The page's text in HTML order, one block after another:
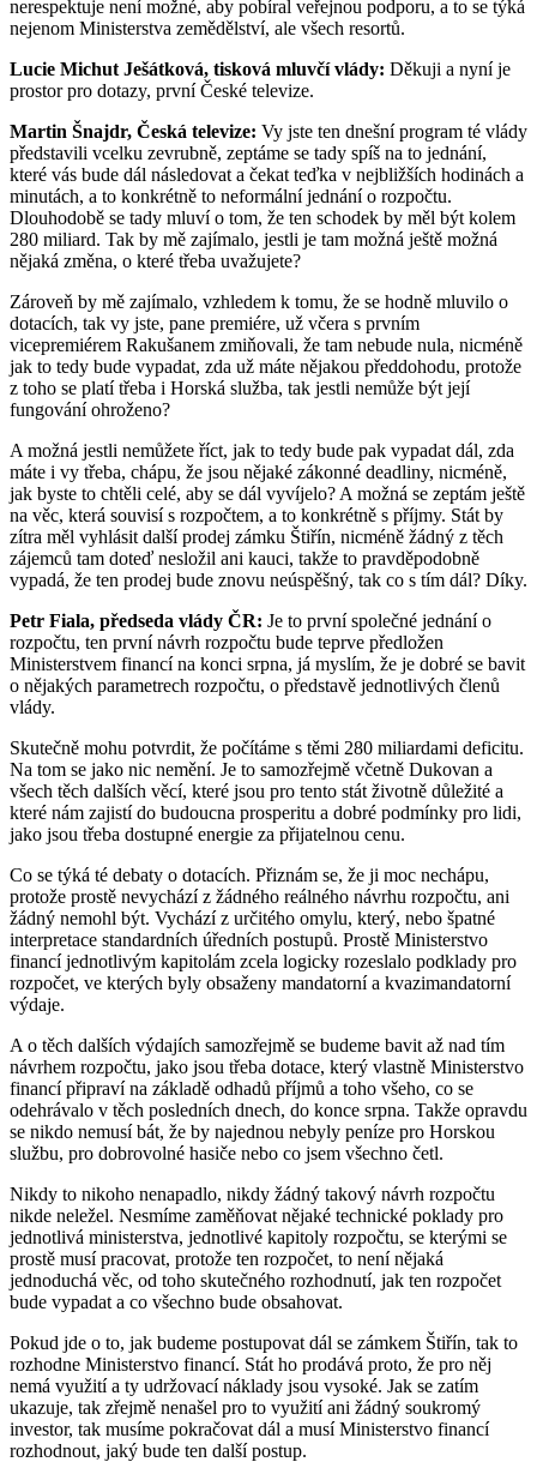
nerespektuje není možné, aby pobíral veřejnou podporu, a to se týká
nejenom Ministerstva zemědělství, ale všech resortů.
Lucie Michut Ješátková, tisková mluvčí vlády: Děkuji a nyní je
prostor pro dotazy, první České televize.
Martin Šnajdr, Česká televize: Vy jste ten dnešní program té vlády
představili vcelku zevrubně, zeptáme se tady spíš na to jednání,
které vás bude dál následovat a čekat teďka v nejbližších hodinách a
minutách, a to konkrétně to neformální jednání o rozpočtu.
Dlouhodobě se tady mluví o tom, že ten schodek by měl být kolem
280 miliard. Tak by mě zajímalo, jestli je tam možná ještě možná
nějaká změna, o které třeba uvažujete?
Zároveň by mě zajímalo, vzhledem k tomu, že se hodně mluvilo o
dotacích, tak vy jste, pane premiére, už včera s prvním
vicepremiérem Rakušanem zmiňovali, že tam nebude nula, nicméně
jak to tedy bude vypadat, zda už máte nějakou předdohodu, protože
z toho se platí třeba i Horská služba, tak jestli nemůže být její
fungování ohroženo?
A možná jestli nemůžete říct, jak to tedy bude pak vypadat dál, zda
máte i vy třeba, chápu, že jsou nějaké zákonné deadliny, nicméně,
jak byste to chtěli celé, aby se dál vyvíjelo? A možná se zeptám ještě
na věc, která souvisí s rozpočtem, a to konkrétně s příjmy. Stát by
zítra měl vyhlásit další prodej zámku Štiřín, nicméně žádný z těch
zájemců tam doteď nesložil ani kauci, takže to pravděpodobně
vypadá, že ten prodej bude znovu neúspěšný, tak co s tím dál? Díky.
Petr Fiala, předseda vlády ČR: Je to první společné jednání o
rozpočtu, ten první návrh rozpočtu bude teprve předložen
Ministerstvem financí na konci srpna, já myslím, že je dobré se bavit
o nějakých parametrech rozpočtu, o představě jednotlivých členů
vlády.
Skutečně mohu potvrdit, že počítáme s těmi 280 miliardami deficitu.
Na tom se jako nic nemění. Je to samozřejmě včetně Dukovan a
všech těch dalších věcí, které jsou pro tento stát životně důležité a
které nám zajistí do budoucna prosperitu a dobré podmínky pro lidi,
jako jsou třeba dostupné energie za přijatelnou cenu.
Co se týká té debaty o dotacích. Přiznám se, že ji moc nechápu,
protože prostě nevychází z žádného reálného návrhu rozpočtu, ani
žádný nemohl být. Vychází z určitého omylu, který, nebo špatné
interpretace standardních úředních postupů. Prostě Ministerstvo
financí jednotlivým kapitolám zcela logicky rozeslalo podklady pro
rozpočet, ve kterých byly obsaženy mandatorní a kvazimandatorní
výdaje.
A o těch dalších výdajích samozřejmě se budeme bavit až nad tím
návrhem rozpočtu, jako jsou třeba dotace, který vlastně Ministerstvo
financí připraví na základě odhadů příjmů a toho všeho, co se
odehrávalo v těch posledních dnech, do konce srpna. Takže opravdu
se nikdo nemusí bát, že by najednou nebyly peníze pro Horskou
službu, pro dobrovolné hasiče nebo co jsem všechno četl.
Nikdy to nikoho nenapadlo, nikdy žádný takový návrh rozpočtu
nikde neležel. Nesmíme zaměňovat nějaké technické poklady pro
jednotlivá ministerstva, jednotlivé kapitoly rozpočtu, se kterými se
prostě musí pracovat, protože ten rozpočet, to není nějaká
jednoduchá věc, od toho skutečného rozhodnutí, jak ten rozpočet
bude vypadat a co všechno bude obsahovat.
Pokud jde o to, jak budeme postupovat dál se zámkem Štiřín, tak to
rozhodne Ministerstvo financí. Stát ho prodává proto, že pro něj
nemá využití a ty udržovací náklady jsou vysoké. Jak se zatím
ukazuje, tak zřejmě nenašel pro to využití ani žádný soukromý
investor, tak musíme pokračovat dál a musí Ministerstvo financí
rozhodnout, jaký bude ten další postup.